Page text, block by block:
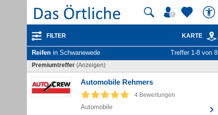
FILTER KARTE
Reifen in Schwanewede Treffer 1-8 von 8
Premiumtreffer (Anzeigen)
Automobile Rehmers
4 Bewertungen
Automobile